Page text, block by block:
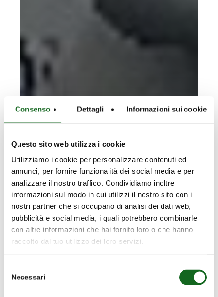
Consenso Dettagli Informazioni sui cookie
Questo sito web utilizza i cookie
Utilizziamo i cookie per personalizzare contenuti ed
annunci, per fornire funzionalità dei social media e per
analizzare il nostro traffico. Condividiamo inoltre
informazioni sul modo in cui utilizzi il nostro sito con i
nostri partner che si occupano di analisi dei dati web,
pubblicità e social media, i quali potrebbero combinarle
con altre informazioni che hai fornito loro o che hanno
raccolto dal tuo utilizzo dei loro servizi.
delNecessari